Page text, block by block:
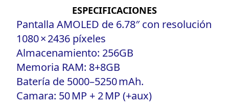
ESPECIFICACIONES
Pantalla AMOLED de 6.78″ con resolución
1080 × 2436 píxeles
Almacenamiento: 256GB
Memoria RAM: 8+8GB
Batería de 5000–5250 mAh.
Camara: 50 MP + 2 MP (+aux)